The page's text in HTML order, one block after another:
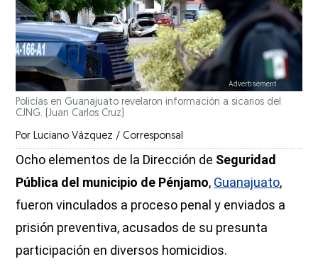
Policías en Guanajuato revelaron información a sicarios del
CJNG. (Juan Carlos Cruz)
Por Luciano Vázquez / Corresponsal
Ocho elementos de la Dirección de Seguridad
Pública del municipio de Pénjamo, Guanajuato,
fueron vinculados a proceso penal y enviados a
prisión preventiva, acusados de su presunta
participación en diversos homicidios.